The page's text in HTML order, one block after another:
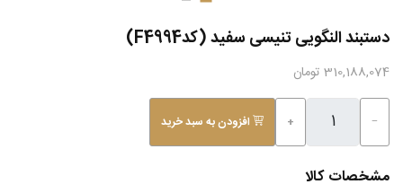
دستبند النگویی تنیسی سفید (کدF4994)
310,188,074 تومان
−
+ افزودن به سبد خرید
مشخصات کالا